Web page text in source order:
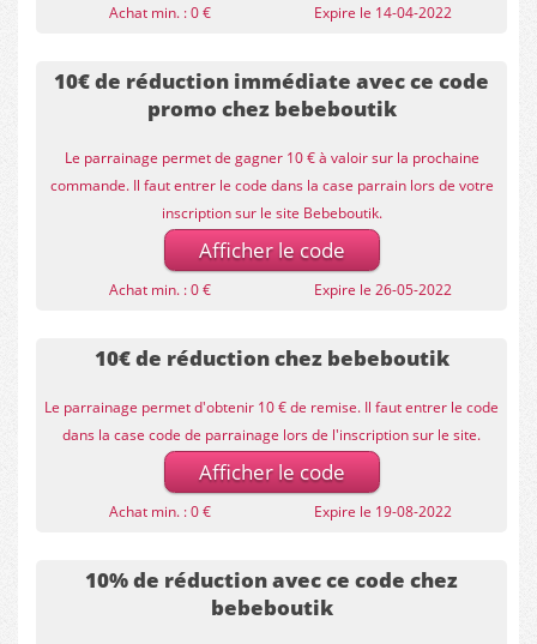
Achat min. : 0 € Expire le 14-04-2022
10€ de réduction immédiate avec ce code
promo chez bebeboutik
Le parrainage permet de gagner 10 € à valoir sur la prochaine
commande. Il faut entrer le code dans la case parrain lors de votre
inscription sur le site Bebeboutik.
Afficher le code
Achat min. : 0 € Expire le 26-05-2022
10€ de réduction chez bebeboutik
Le parrainage permet d'obtenir 10 € de remise. Il faut entrer le code
dans la case code de parrainage lors de l'inscription sur le site.
Afficher le code
Achat min. : 0 € Expire le 19-08-2022
10% de réduction avec ce code chez
bebeboutik